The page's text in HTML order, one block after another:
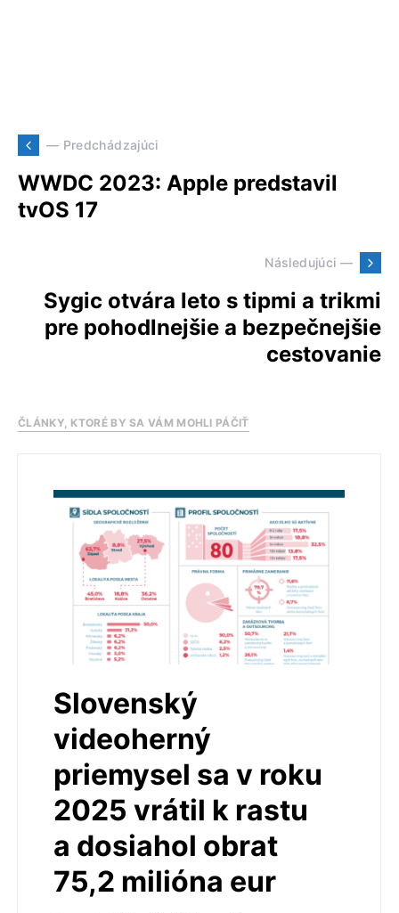
— Predchádzajúci
WWDC 2023: Apple predstavil
tvOS 17
Následujúci —
Sygic otvára leto s tipmi a trikmi
pre pohodlnejšie a bezpečnejšie
cestovanie
ČLÁNKY, KTORÉ BY SA VÁM MOHLI PÁČIŤ
Slovenský
videoherný
priemysel sa v roku
2025 vrátil k rastu
a dosiahol obrat
75,2 milióna eur